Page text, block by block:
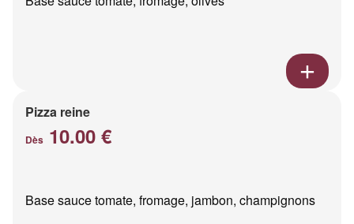
Pizza reine
Dès 10.00 €
Base sauce tomate, fromage, jambon, champignons